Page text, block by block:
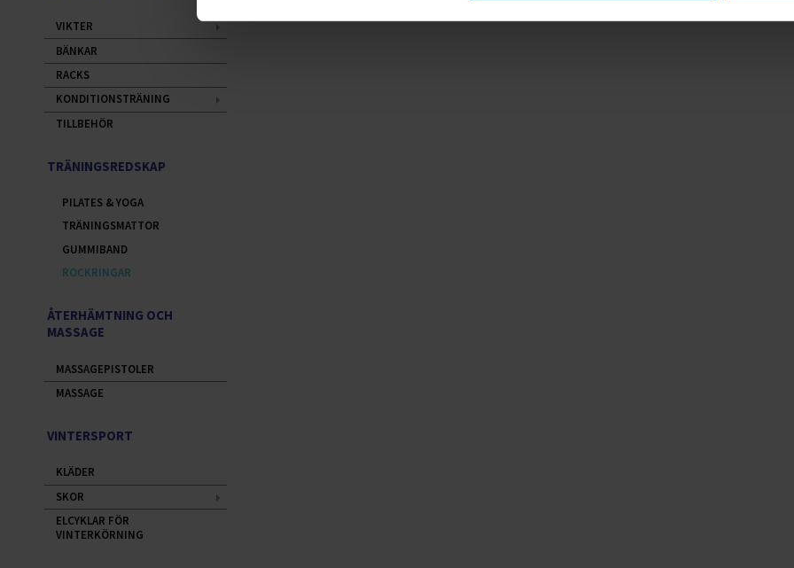
VIKTER
BÄNKAR
RACKS
KONDITIONSTRÄNING
TILLBEHÖR
TRÄNINGSREDSKAP
PILATES & YOGA
TRÄNINGSMATTOR
GUMMIBAND
ROCKRINGAR
ÅTERHÄMTNING OCH
MASSAGE
MASSAGEPISTOLER
MASSAGE
VINTERSPORT
KLÄDER
SKOR
ELCYKLAR FÖR
VINTERKÖRNING